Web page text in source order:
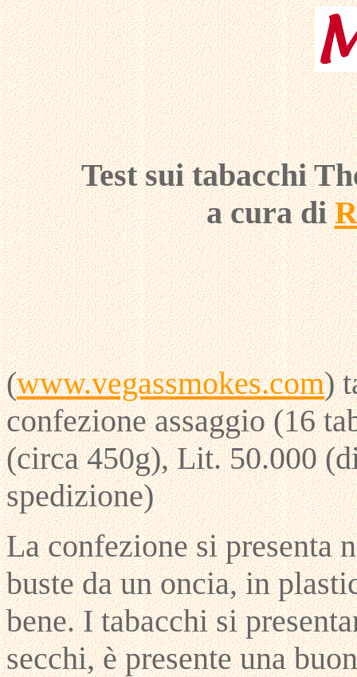
Test sui tabacchi
a cura di
(www.vegassmokes.com)
confezione assaggio (16
(circa 450g), Lit. 50.000
spedizione)
La confezione si presenta
buste da un oncia, in
bene. I tabacchi si
secchi, è presente una